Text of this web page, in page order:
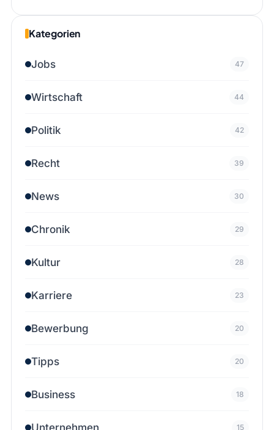
Kategorien
Jobs 47
Wirtschaft 44
Politik 42
Recht 39
News 30
Chronik 29
Kultur 28
Karriere 23
Bewerbung 20
Tipps 20
Business 18
15